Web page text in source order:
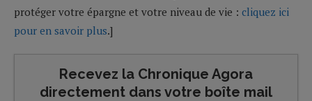
protéger votre épargne et votre niveau de vie : cliquez ici
pour en savoir plus.]
Recevez la Chronique Agora
directement dans votre boîte mail